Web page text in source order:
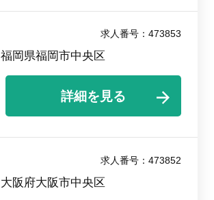
求人番号：473853
福岡県福岡市中央区
詳細を見る
求人番号：473852
大阪府大阪市中央区